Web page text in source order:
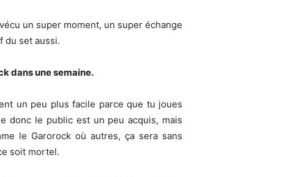
un super moment, un super échange
du set aussi.
dans une semaine.
un peu plus facile parce que tu joues
donc le public est un peu acquis, mais
le Garorock où autres, ça sera sans
soit mortel.